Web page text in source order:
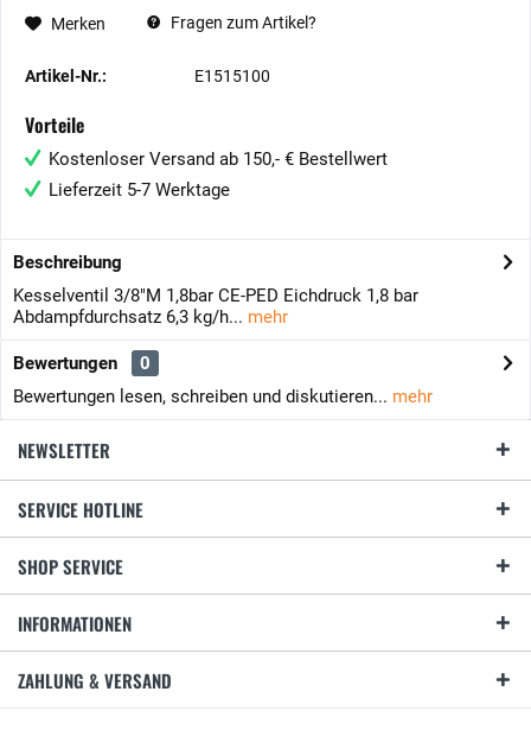
Merken Fragen zum Artikel?
Artikel-Nr.: E1515100
Vorteile
Kostenloser Versand ab 150,- € Bestellwert
Lieferzeit 5-7 Werktage
Beschreibung
Kesselventil 3/8"M 1,8bar CE-PED Eichdruck 1,8 bar
Abdampfdurchsatz 6,3 kg/h... mehr
Bewertungen
0
Bewertungen lesen, schreiben und diskutieren... mehr
NEWSLETTER
SERVICE HOTLINE
SHOP SERVICE
INFORMATIONEN
ZAHLUNG & VERSAND